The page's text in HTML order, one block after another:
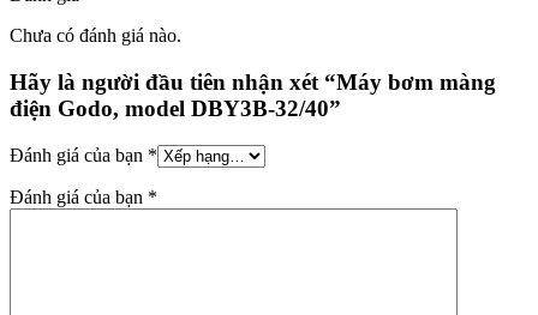
Chưa có đánh giá nào.
Hãy là người đầu tiên nhận xét “Máy bơm màng
điện Godo, model DBY3B-32/40”
Đánh giá của bạn *
Đánh giá của bạn *